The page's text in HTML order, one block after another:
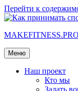
Перейти к
MAKEFITNESS.PRO
Меню
Наш проект
Кто мы
Задать